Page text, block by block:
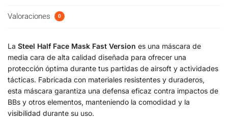
Valoraciones 0
La Steel Half Face Mask Fast Version es una máscara de
media cara de alta calidad diseñada para ofrecer una
protección óptima durante tus partidas de airsoft y actividades
tácticas. Fabricada con materiales resistentes y duraderos,
esta máscara garantiza una defensa eficaz contra impactos de
BBs y otros elementos, manteniendo la comodidad y la
visibilidad durante su uso.